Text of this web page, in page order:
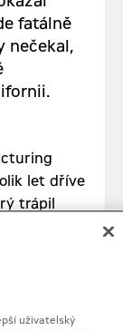
fatálně
nečekal,
let dříve
trápil
měkké
uživatelský